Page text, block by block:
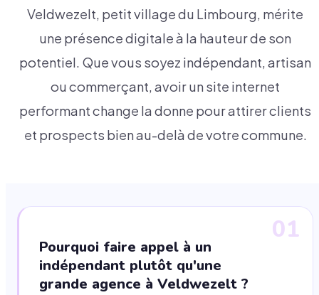
Veldwezelt, petit village du Limbourg, mérite
une présence digitale à la hauteur de son
potentiel. Que vous soyez indépendant, artisan
ou commerçant, avoir un site internet
performant change la donne pour attirer clients
et prospects bien au-delà de votre commune.
01
Pourquoi faire appel à un
indépendant plutôt qu'une
grande agence à Veldwezelt ?